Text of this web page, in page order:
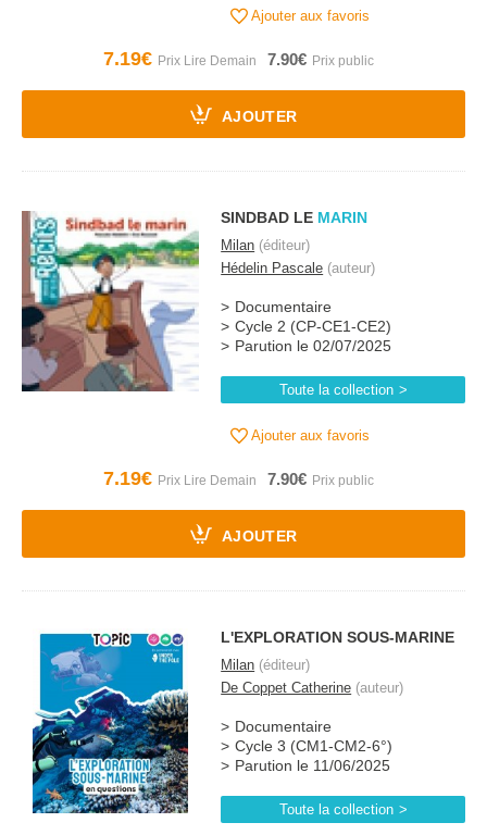
Ajouter aux favoris
7.19€ 7.90€
AJOUTER
SINDBAD LE MARIN
Milan (éditeur)
Hédelin Pascale (auteur)
Documentaire
Cycle 2 (CP-CE1-CE2)
Parution le 02/07/2025
Toute la collection
Ajouter aux favoris
7.19€ 7.90€
AJOUTER
L'EXPLORATION SOUS-MARINE
Milan (éditeur)
De Coppet Catherine (auteur)
Documentaire
Cycle 3 (CM1-CM2-6°)
Parution le 11/06/2025
Toute la collection